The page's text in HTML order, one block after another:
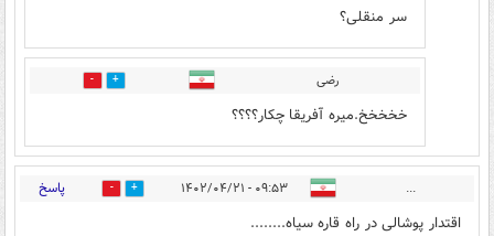
سر منقلی؟
رضی 3
خخخخخ.میره آفریقا چکار؟؟؟؟
... ۰۹:۵۳ - ۱۴۰۲/۰۴/۲۱ 2 پاسخ
اقتدار پوشالی در راه قاره سیاه........